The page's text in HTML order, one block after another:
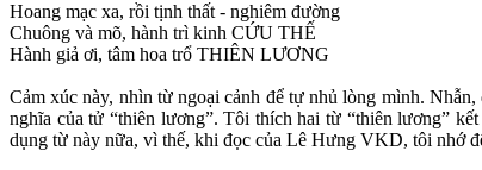
Hoang mạc xa, rồi tịnh thất - nghiêm đường
Chuông và mõ, hành trì kinh CỨU THẾ
Hành giả ơi, tâm hoa trổ THIÊN LƯƠNG
Cảm xúc này, nhìn từ ngoại cảnh để tự nhủ lòng mình.
nghĩa của tử “thiên lương”. Tôi thích hai từ “thiên lương”
dụng từ này nữa, vì thế, khi đọc của Lê Hưng VKD, tôi nhớ